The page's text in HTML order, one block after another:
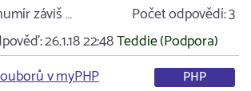
záviš … Počet odpovědí:3
26.1.18 22:48Teddie (Podpora)
v myPHP
PHP